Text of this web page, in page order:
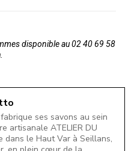
disponible au 02 40 69 58
ses savons au sein
artisanale ATELIER DU
dans le Haut Var à Seillans,